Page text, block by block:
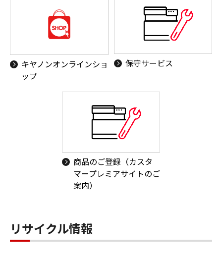
キヤノンオンラインショ
ップ
保守サービス
商品のご登録（カスタ
マープレミアサイトのご
案内）
リサイクル情報